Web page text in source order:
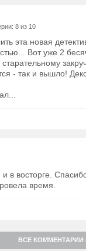
8 из 10
эта новая
Вот уже 2
- так и вышло!
в восторге.
время.
ВСЕ КОММЕНТАРИИ